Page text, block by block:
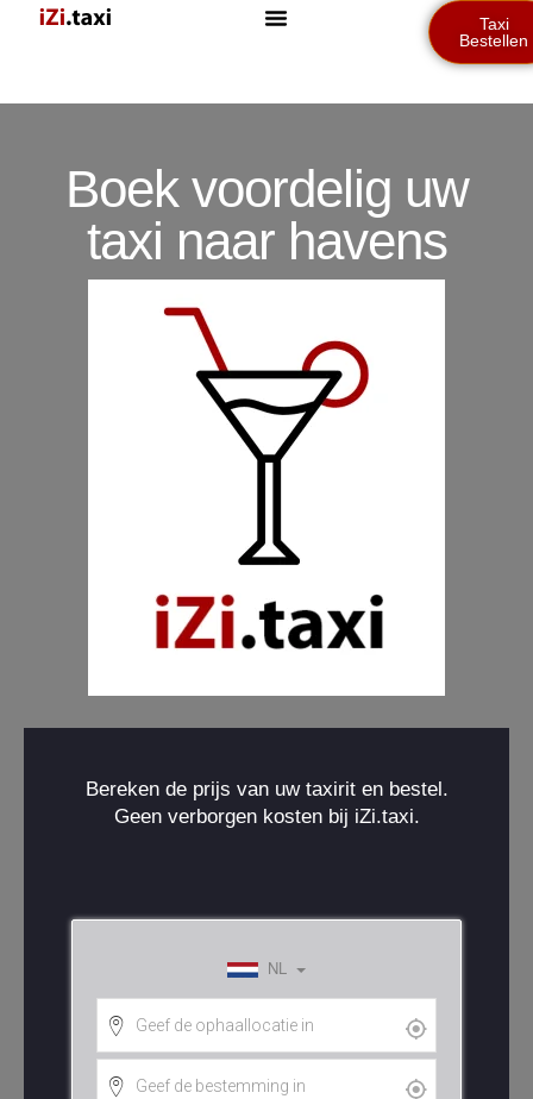
Taxi
Bestellen
Boek voordelig uw
taxi naar havens
Bereken de prijs van uw taxirit en bestel.
Geen verborgen kosten bij iZi.taxi.